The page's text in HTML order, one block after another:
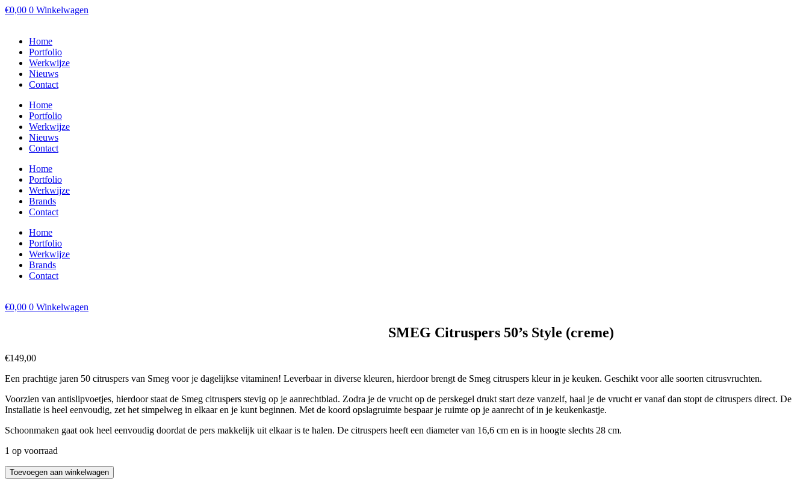
Ga
inhoud
€0,00 0 Winkelwagen
Home
Portfolio
Werkwijze
Nieuws
Contact
Home
Portfolio
Werkwijze
Nieuws
Contact
Home
Portfolio
Werkwijze
Brands
Contact
Home
Portfolio
Werkwijze
Brands
Contact
€0,00 0 Winkelwagen
SMEG Citruspers 50’s Style (creme)
€149,00
Een prachtige jaren 50 citruspers van Smeg voor je dagelijkse vitaminen! Leverbaar in diverse kleuren, hierdoor brengt de Smeg citruspers kleur in je keuken. Geschikt voor alle soorten citrusvruchten.
Voorzien van antislipvoetjes, hierdoor staat de Smeg citruspers stevig op je aanrechtblad. Zodra je de vrucht op de perskegel drukt start deze vanzelf, haal je de vrucht er vanaf dan stopt de citruspers direct. De
Installatie is heel eenvoudig, zet het simpelweg in elkaar en je kunt beginnen. Met de koord opslagruimte bespaar je ruimte op je aanrecht of in je keukenkastje.
Schoonmaken gaat ook heel eenvoudig doordat de pers makkelijk uit elkaar is te halen. De citruspers heeft een diameter van 16,6 cm en is in hoogte slechts 28 cm.
1 op voorraad
SMEG
Citruspers
Toevoegen aan winkelwagen